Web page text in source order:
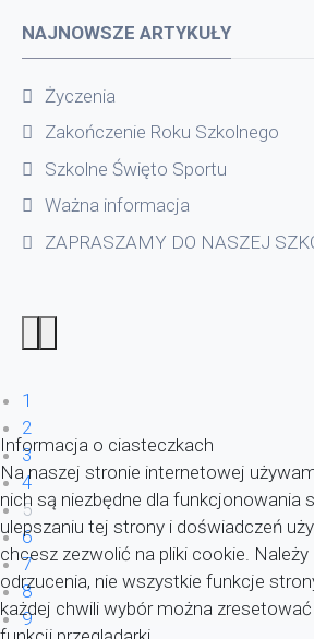
NAJNOWSZE ARTYKUŁY
Życzenia
Zakończenie Roku Szkolnego
Szkolne Święto Sportu
Ważna informacja
ZAPRASZAMY DO NASZEJ
1
2
3
4
5
6
7
8
9
Informacja o ciasteczkach
Na naszej stronie internetowej
nich są niezbędne dla funkcjonowania
ulepszaniu tej strony i doświadczeń
chcesz zezwolić na pliki cookie.
odrzucenia, nie wszystkie funkcje
każdej chwili wybór można